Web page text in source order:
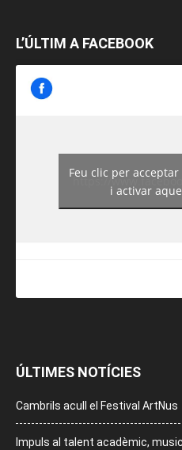
L’ÚLTIM A FACEBOOK
https://
Feu clic per
i activar
ÚLTIMES NOTÍCIES
Cambrils acull el Festival ArtNus
Impuls al talent acadèmic,